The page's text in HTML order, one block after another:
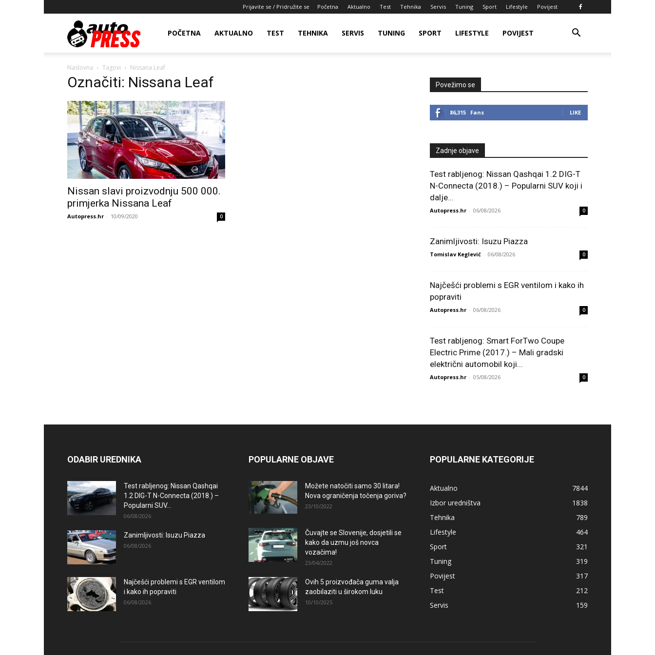
Prijavite se / Pridružite se Početna Aktualno Test Tehnika Servis Tuning Sport Lifestyle Povijest
AutopressHRPOČETNA AKTUALNO TEST TEHNIKA SERVIS TUNING SPORT LIFESTYLE POVIJEST
Naslovna Tagovi Nissana Leaf
Označiti: Nissana Leaf
Nissan slavi proizvodnju 500 000.
primjerka Nissana Leaf
Autopress.hr - 10/09/2020 0
Povežimo se
86,315 Fans LIKE
Zadnje objave
Test rabljenog: Nissan Qashqai 1.2 DIG-T
N-Connecta (2018.) – Popularni SUV koji i
dalje...
Autopress.hr - 06/08/2026 0
Zanimljivosti: Isuzu Piazza
Tomislav Keglević - 06/08/2026 0
Najčešći problemi s EGR ventilom i kako ih
popraviti
Autopress.hr - 06/08/2026 0
Test rabljenog: Smart ForTwo Coupe
Electric Prime (2017.) – Mali gradski
električni automobil koji...
Autopress.hr - 05/08/2026 0
ODABIR UREDNIKA
Test rabljenog: Nissan Qashqai
1.2 DIG-T N-Connecta (2018.) –
Popularni SUV...
06/08/2026
Zanimljivosti: Isuzu Piazza
06/08/2026
Najčešći problemi s EGR ventilom
i kako ih popraviti
06/08/2026
POPULARNE OBJAVE
Možete natočiti samo 30 litara!
Nova ograničenja točenja goriva?
23/10/2022
Čuvajte se Slovenije, dosjetili se
kako da uzmu još novca
vozačima!
23/04/2022
Ovih 5 proizvođača guma valja
zaobilaziti u širokom luku
10/10/2025
POPULARNE KATEGORIJE
Aktualno
7844
Izbor uredništva
1838
Tehnika
789
Lifestyle
464
Sport
321
Tuning
319
Povijest
317
Test
212
Servis
159